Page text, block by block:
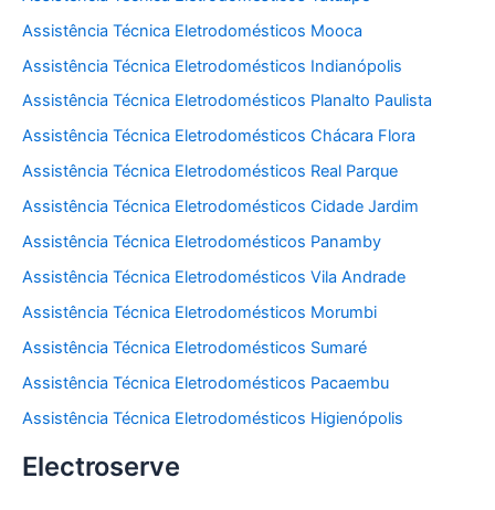
Assistência Técnica Eletrodomésticos Mooca
Assistência Técnica Eletrodomésticos Indianópolis
Assistência Técnica Eletrodomésticos Planalto Paulista
Assistência Técnica Eletrodomésticos Chácara Flora
Assistência Técnica Eletrodomésticos Real Parque
Assistência Técnica Eletrodomésticos Cidade Jardim
Assistência Técnica Eletrodomésticos Panamby
Assistência Técnica Eletrodomésticos Vila Andrade
Assistência Técnica Eletrodomésticos Morumbi
Assistência Técnica Eletrodomésticos Sumaré
Assistência Técnica Eletrodomésticos Pacaembu
Assistência Técnica Eletrodomésticos Higienópolis
Electroserve